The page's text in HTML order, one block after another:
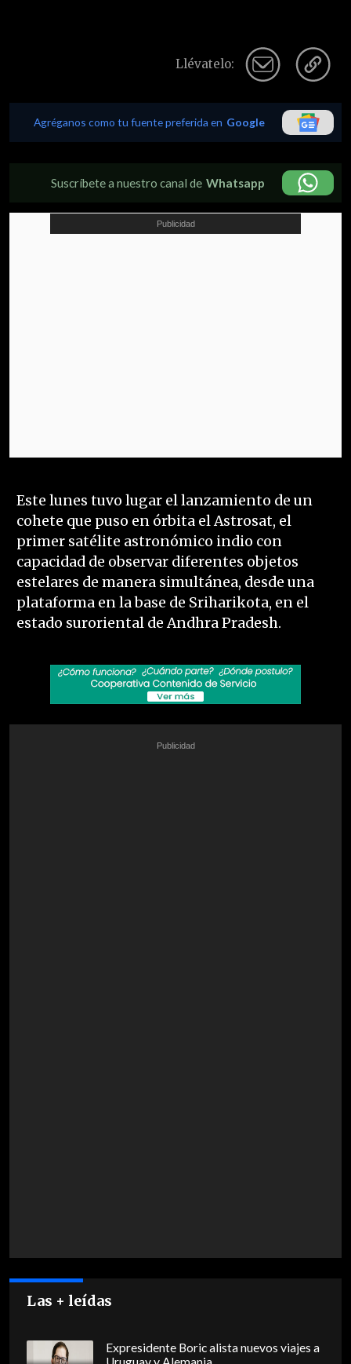
Llévatelo:
Agréganos como tu fuente preferida en Google
Suscríbete a nuestro canal de Whatsapp
Este lunes tuvo lugar el lanzamiento de un
cohete que puso en órbita el Astrosat, el
primer satélite astronómico indio con
capacidad de observar diferentes objetos
estelares de manera simultánea, desde una
plataforma en la base de Sriharikota, en el
estado suroriental de Andhra Pradesh.
Las + leídas
Expresidente Boric alista nuevos viajes a